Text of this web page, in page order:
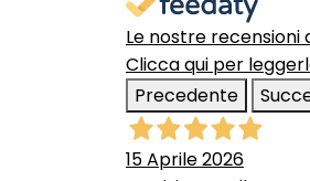
Le nostre recensioni
Clicca qui per
Precedente
15 Aprile 2026